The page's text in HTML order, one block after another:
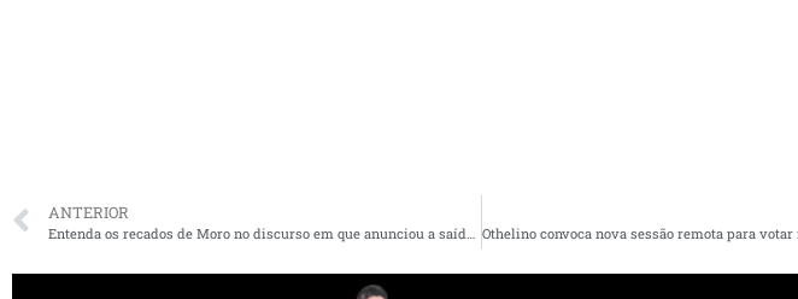
ANTERIOR
Entenda os recados de Moro no discurso em que anunciou a saída do governo Bolsonaro